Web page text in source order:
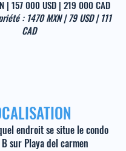
| 157 000 USD | 219 000 CAD
: 1470 MXN | 79 USD | 111
CAD
endroit se situe le condo
B sur Playa del carmen